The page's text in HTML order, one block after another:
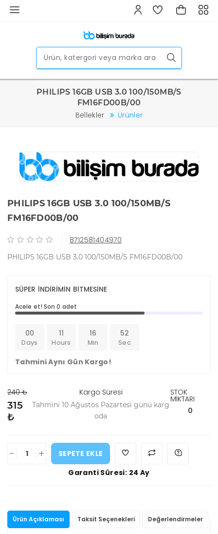
PHILIPS 16GB USB 3.0 100/150MB/S
FM16FD00B/00
Bellekler Ürünler
PHILIPS 16GB USB 3.0 100/150MB/S
FM16FD00B/00
8712581404970
PHILIPS 16GB USB 3.0 100/150MB/S FM16FD00B/00
SÜPER İNDİRİMİN BİTMESİNE
Acele et! Son 0 adet
00
Days
11
Hours
16
Min
52
Sec
Tahmini Aynı Gün Kargo!
240 ₺
315
₺
Kargo Süresi
Tahmini 10 Ağustos Pazartesi günü karg
oda
STOK
MİKTARI
0
- +
SEPETE EKLE
Garanti Süresi: 24 Ay
Ürün Açıklaması Taksit Seçenekleri Değerlendirmeler